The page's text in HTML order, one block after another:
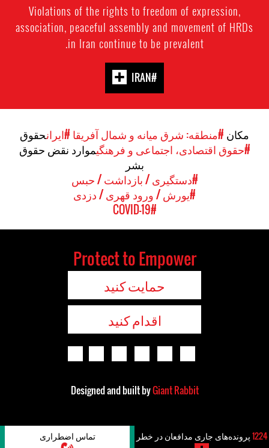
Violations of the rights to freedom of expression,
association, peaceful assembly and movement of HRDs
in Iran continue to be prevalent.
#IRAN
مکان #منطقه: شرق میانه و شمال آفریقا #ایرانحقوق
#حقوق اقتصادی، اجتماعی و فرهنگیموارد نقض حقوق
بشر
#دستگیری / بازداشت / حبس
#یورش / ورود قهری / دزدی
#COVID-19
Protect to Empower
حمایت کنید
اقدام کنید
Designed and built byGiant Rabbit
تماس اضطراری 1224پرونده‌های جاری مدافعان در خطر